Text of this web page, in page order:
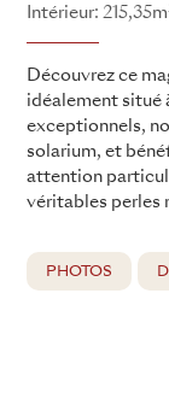
Intérieur: 215,35m
Découvrez ce
idéalement situé
exceptionnels,
solarium, et
attention
véritables perles
PHOTOS